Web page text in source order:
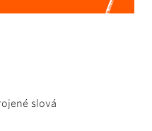
slová